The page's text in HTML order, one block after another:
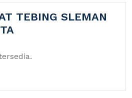
TEBING SLEMAN